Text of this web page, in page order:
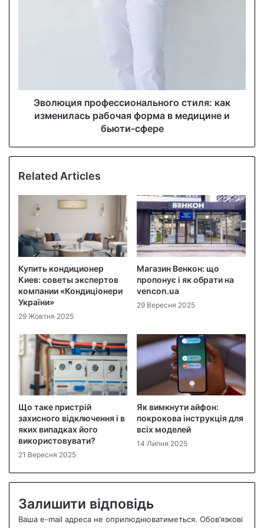
Эволюция профессионального стиля: как
изменилась рабочая форма в медицине и
бьюти-сфере
Related Articles
Купить кондиционер
Киев: советы экспертов
компании «Кондиціонери
України»
29 Жовтня 2025
Магазин Венкон: що
пропонує і як обрати на
vencon.ua
29 Вересня 2025
Що таке пристрій
захисного відключення і в
яких випадках його
використовувати?
21 Вересня 2025
Як вимкнути айфон:
покрокова інструкція для
всіх моделей
14 Липня 2025
Залишити відповідь
Ваша e-mail адреса не оприлюднюватиметься. Обов’язкові